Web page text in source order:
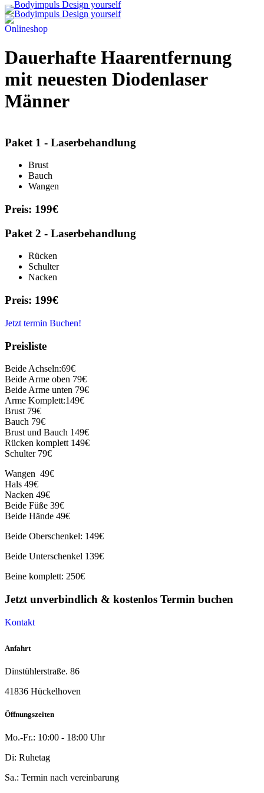
Onlineshop
Dauerhafte Haarentfernung
mit neuesten Diodenlaser
Männer
Paket 1 - Laserbehandlung
Brust
Bauch
Wangen
Preis: 199€
Paket 2 - Laserbehandlung
Rücken
Schulter
Nacken
Preis: 199€
Jetzt termin Buchen!
Preisliste
Beide Achseln:69€
Beide Arme oben 79€
Beide Arme unten 79€
Arme Komplett:149€
Brust 79€
Bauch 79€
Brust und Bauch 149€
Rücken komplett 149€
Schulter 79€
Wangen 49€
Hals 49€
Nacken 49€
Beide Füße 39€
Beide Hände 49€
Beide Oberschenkel: 149€
Beide Unterschenkel 139€
Beine komplett: 250€
Jetzt unverbindlich & kostenlos Termin buchen
Kontakt
Anfahrt
Dinstühlerstraße. 86
41836 Hückelhoven
Öffnungszeiten
Mo.-Fr.: 10:00 - 18:00 Uhr
Di: Ruhetag
Sa.: Termin nach vereinbarung